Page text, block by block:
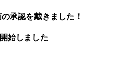
承認を戴きました！
始しました